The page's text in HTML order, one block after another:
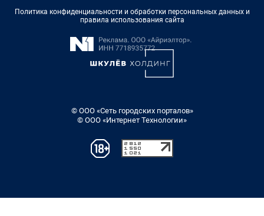
Политика конфиденциальности и обработки персональных данных и
правила использования сайта
© ООО «Сеть городских порталов»
© ООО «Интернет Технологии»